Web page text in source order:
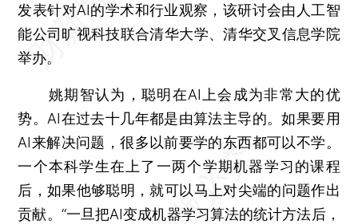
发表针对AI的学术和行业观察，该研讨会由人工智
能公司旷视科技联合清华大学、清华交叉信息学院
举办。
姚期智认为，聪明在AI上会成为非常大的优
势。AI在过去十几年都是由算法主导的。如果要用
AI来解决问题，很多以前要学的东西都可以不学。
一个本科学生在上了一两个学期机器学习的课程
后，如果他够聪明，就可以马上对尖端的问题作出
贡献。“一旦把AI变成机器学习算法的统计方法后，